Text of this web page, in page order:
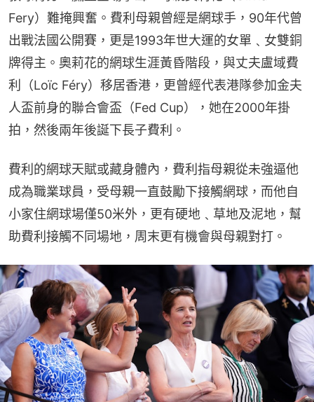
Fery）難掩興奮。費利母親曾經是網球手，90年代曾
出戰法國公開賽，更是1993年世大運的女單﹑女雙銅
牌得主。奧莉花的網球生涯黃昏階段，與丈夫盧域費
利（Loïc Féry）移居香港，更曾經代表港隊參加金夫
人盃前身的聯合會盃（Fed Cup），她在2000年掛
拍，然後兩年後誕下長子費利。
費利的網球天賦或藏身體內，費利指母親從未強逼他
成為職業球員，受母親一直鼓勵下接觸網球，而他自
小家住網球場僅50米外，更有硬地﹑草地及泥地，幫
助費利接觸不同場地，周末更有機會與母親對打。